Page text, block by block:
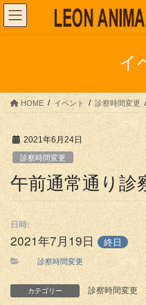
コ
ン
ス
キ
ッ
プ
ナ
ビ
ン
に
移
動
イ
HOME イベント 診察時間変更
2021年6月24日
診察時間変更
午前通常通り診
日時:
2021年7月19日 終日
診察時間変更
カテゴリー 診察時間変更